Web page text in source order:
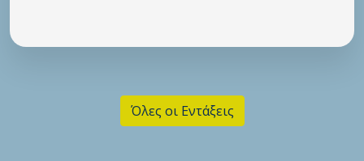
Όλες οι Εντάξεις